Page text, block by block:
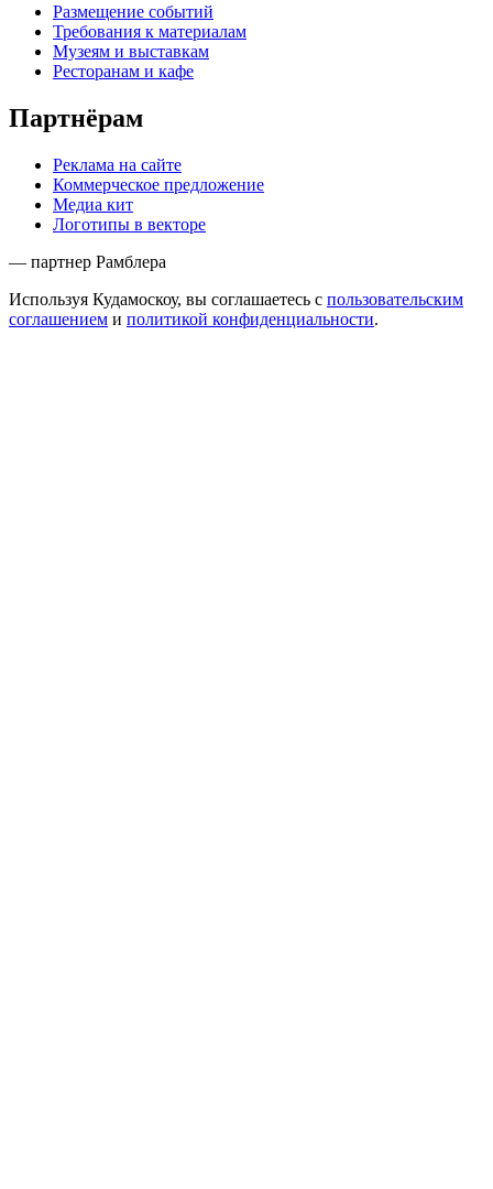
Размещение событий
Требования к материалам
Музеям и выставкам
Ресторанам и кафе
Партнёрам
Реклама на сайте
Коммерческое предложение
Медиа кит
Логотипы в векторе
— партнер Рамблера
Используя Кудамоскоу, вы соглашаетесь с пользовательским
соглашением и политикой конфиденциальности.